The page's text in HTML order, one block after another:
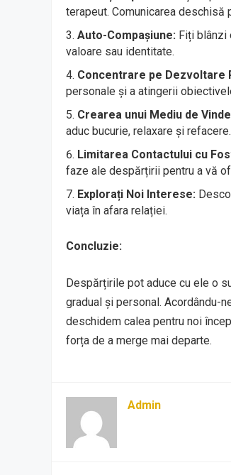
terapeut. Comunicarea deschisă
Auto-Compașiune: Fiți blânzi
valoare sau identitate.
Concentrare pe Dezvoltare
personale și a atingerii
Crearea unui Mediu de
aduc bucurie, relaxare și refacere.
Limitarea Contactului cu
faze ale despărțirii pentru a vă
Explorați Noi Interese:
viața în afara relației.
Concluzie:
Despărțirile pot aduce cu ele o
gradual și personal. Acordându-
deschidem calea pentru noi
forța de a merge mai departe.
Admin